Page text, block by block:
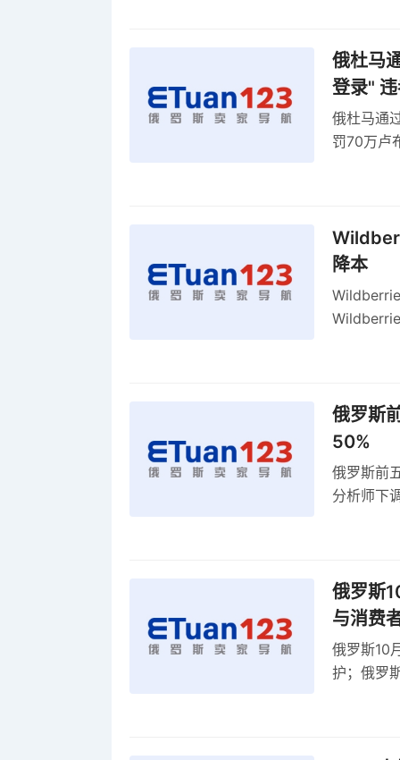
俄杜马
登录"
俄杜马通
罚70万卢
降本
俄罗斯
50%
俄罗斯前
分析师下
俄罗斯
与消费
俄罗斯10
护；俄罗